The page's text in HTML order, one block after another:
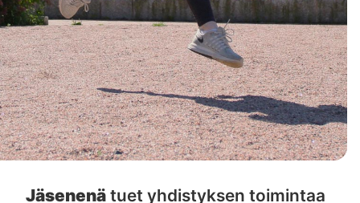
Jäsenenä tuet yhdistyksen toimintaa